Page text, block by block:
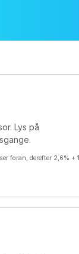
Lys på
foran, derefter 2,6% +